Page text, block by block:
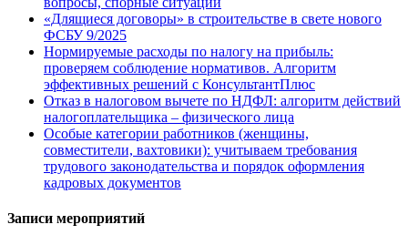
«Длящиеся договоры» в строительстве в свете нового
ФСБУ 9/2025
Нормируемые расходы по налогу на прибыль:
проверяем соблюдение нормативов. Алгоритм
эффективных решений с КонсультантПлюс
Отказ в налоговом вычете по НДФЛ: алгоритм действий
налогоплательщика – физического лица
Особые категории работников (женщины,
совместители, вахтовики): учитываем требования
трудового законодательства и порядок оформления
кадровых документов
Записи мероприятий